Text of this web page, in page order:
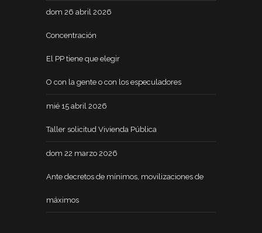
dom 26 abril 2026
Concentración
El PP tiene que elegir
O con la gente o con los especuladores
mié 15 abril 2026
Taller solicitud Vivienda Pública
dom 22 marzo 2026
Ante decretos de mínimos, movilizaciones de
máximos